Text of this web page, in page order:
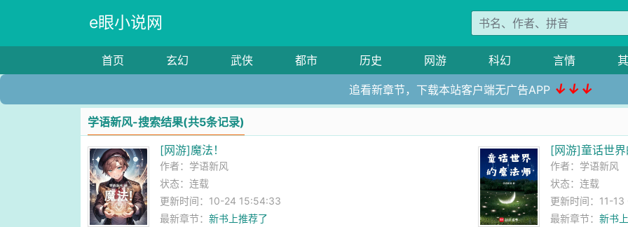
e眼小说网
首页 玄幻 武侠 都市 历史 网游 科幻 言情
追看新章节，下载本站客户端无广告APP ↓↓↓
学语新风-搜索结果(共5条记录)
[网游]魔法！
作者： 学语新风
状态：连载
更新时间：10-24 15:54:33
最新章节：新书上推荐了
[网游]童话世
作者： 学语新风
状态：连载
更新时间：11-
最新章节： 新书